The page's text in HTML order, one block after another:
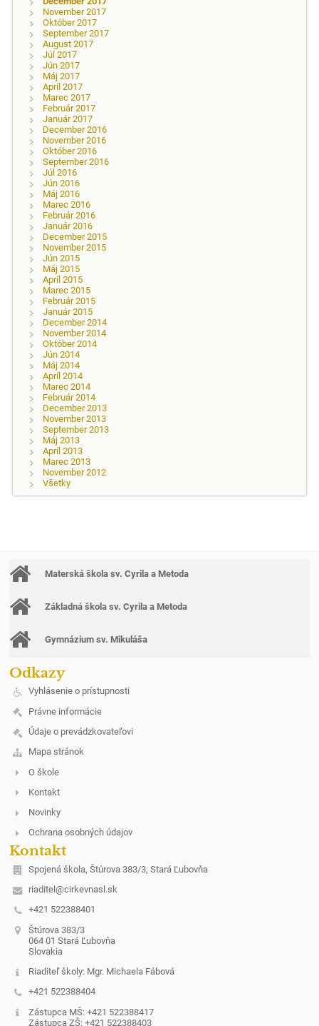
November 2017
Október 2017
September 2017
August 2017
Júl 2017
Jún 2017
Máj 2017
Apríl 2017
Marec 2017
Február 2017
Január 2017
December 2016
November 2016
Október 2016
September 2016
Júl 2016
Jún 2016
Máj 2016
Marec 2016
Február 2016
Január 2016
December 2015
November 2015
Jún 2015
Máj 2015
Apríl 2015
Marec 2015
Február 2015
Január 2015
December 2014
November 2014
Október 2014
Jún 2014
Máj 2014
Apríl 2014
Marec 2014
Február 2014
December 2013
November 2013
September 2013
Máj 2013
Apríl 2013
Marec 2013
November 2012
Všetky
Materská škola sv. Cyrila a Metoda
Základná škola sv. Cyrila a Metoda
Gymnázium sv. Mikuláša
Odkazy
Vyhlásenie o prístupnosti
Právne informácie
Údaje o prevádzkovateľovi
Mapa stránok
O škole
Kontakt
Novinky
Ochrana osobných údajov
Kontakt
Spojená škola, Štúrova 383/3, Stará Ľubovňa
riaditel@cirkevnasl.sk
+421 522388401
Štúrova 383/3
064 01 Stará Ľubovňa
Slovakia
Riaditeľ školy: Mgr. Michaela Fábová
+421 522388404
Zástupca MŠ: +421 522388417
Zástupca ZŠ: +421 522388403